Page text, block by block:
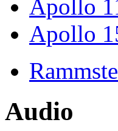
Apollo
Apollo
Audio